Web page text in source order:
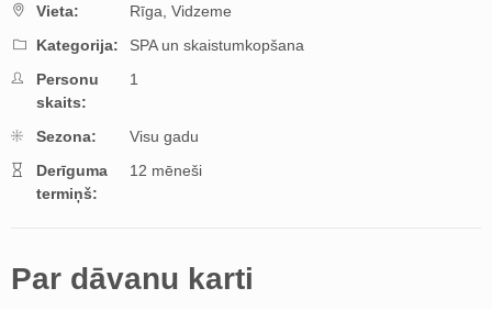
Vieta:
Rīga, Vidzeme
Kategorija:
SPA un skaistumkopšana
Personu
skaits:
1
Sezona:
Visu gadu
Derīguma
termiņš:
12 mēneši
Par dāvanu karti